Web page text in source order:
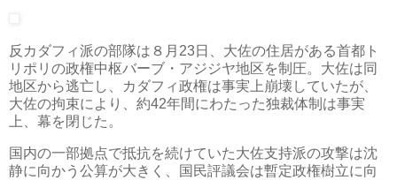
反カダフィ派の部隊は８月23日、大佐の住居がある首都ト
リポリの政権中枢バーブ・アジジヤ地区を制圧。大佐は同
地区から逃亡し、カダフィ政権は事実上崩壊していたが、
大佐の拘束により、約42年間にわたった独裁体制は事実
上、幕を閉じた。
国内の一部拠点で抵抗を続けていた大佐支持派の攻撃は沈
静に向かう公算が大きく、国民評議会は暫定政権樹立に向